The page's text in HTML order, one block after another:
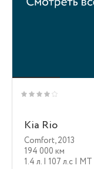
Kia Rio
Comfort,2013
194 000 км
1.4 л. | 107 л.c | MT